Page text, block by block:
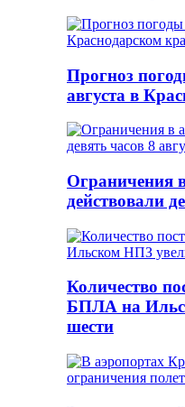
Прогноз
августа в
Ограничения
действовали
Количество
БПЛА на
шести